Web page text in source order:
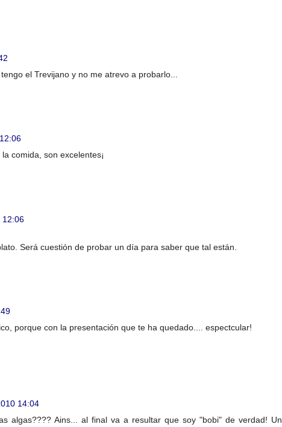
el Trevijano y no me atrevo a probarlo...
comida, son excelentes¡
12:06
Será cuestión de probar un día para saber que tal están.
porque con la presentación que te ha quedado.... espectcular!
14:04
algas???? Ains... al final va a resultar que soy "bobi" de verdad! Un